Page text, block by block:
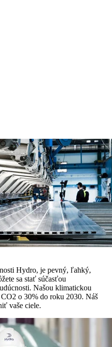
Hydro, je pevný, ľahký,
sa stať súčasťou
Našou klimatickou
o 30% do roku 2030. Náš
vaše ciele.